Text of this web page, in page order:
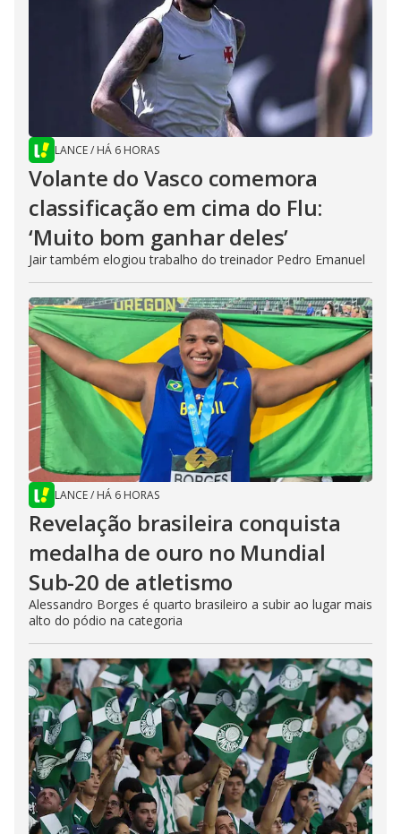
LANCE/ HÁ 6 HORAS
Volante do Vasco comemora
classificação em cima do Flu:
‘Muito bom ganhar deles’
Jair também elogiou trabalho do treinador Pedro Emanuel
LANCE/ HÁ 6 HORAS
Revelação brasileira conquista
medalha de ouro no Mundial
Sub-20 de atletismo
Alessandro Borges é quarto brasileiro a subir ao lugar mais
alto do pódio na categoria